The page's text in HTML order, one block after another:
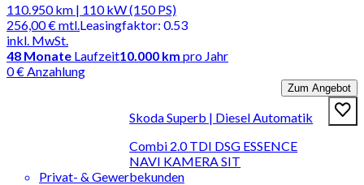
110.950 km | 110 kW (150 PS)
256,00 €mtl.
inkl. MwSt.
Leasingfaktor: 0.53
48 Monate Laufzeit10.000 km pro Jahr
0 € Anzahlung
Zum Angebot
Skoda Superb | Diesel Automatik
Combi 2.0 TDI DSG ESSENCE
NAVI KAMERA SIT
Privat- & Gewerbekunden